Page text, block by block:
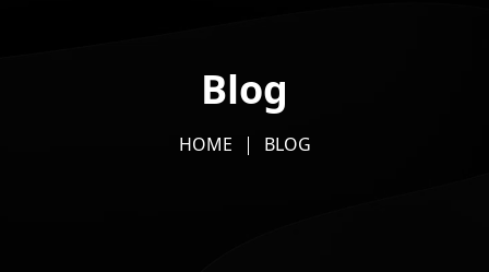
Blog
HOME BLOG